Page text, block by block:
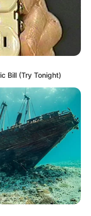
Bill (Try Tonight)